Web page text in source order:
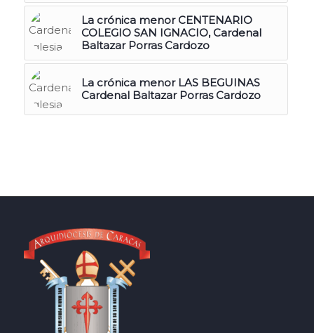
La crónica menor CENTENARIO
COLEGIO SAN IGNACIO, Cardenal
Baltazar Porras Cardozo
La crónica menor LAS BEGUINAS
Cardenal Baltazar Porras Cardozo